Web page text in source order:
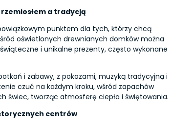
a tradycją
punktem dla tych, którzy chcą
oświetlonych drewnianych domków można
i unikalne prezenty, często wykonane
i zabawy, z pokazami, muzyką tradycyjną i
czuć na każdym kroku, wśród zapachów
świec, tworząc atmosferę ciepła i świętowania.
centrów